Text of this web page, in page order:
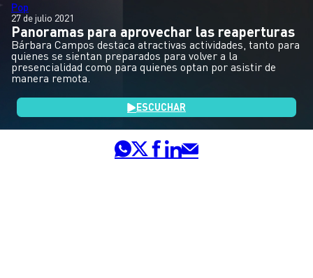
Pop
27 de julio 2021
Panoramas para aprovechar las reaperturas
Bárbara Campos destaca atractivas actividades, tanto para
quienes se sientan preparados para volver a la
presencialidad como para quienes optan por asistir de
manera remota.
ESCUCHAR